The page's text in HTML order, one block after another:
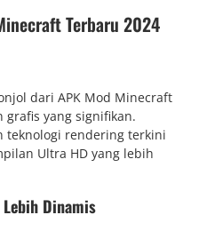
Terbaru 2024
dari APK Mod Minecraft
yang signifikan.
teknologi rendering terkini
Ultra HD yang lebih
Dinamis